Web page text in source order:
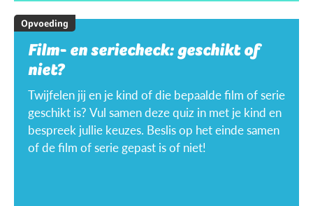
Opvoeding
Film- en seriecheck: geschikt of
niet?
Twijfelen jij en je kind of die bepaalde film of serie
geschikt is? Vul samen deze quiz in met je kind en
bespreek jullie keuzes. Beslis op het einde samen
of de film of serie gepast is of niet!